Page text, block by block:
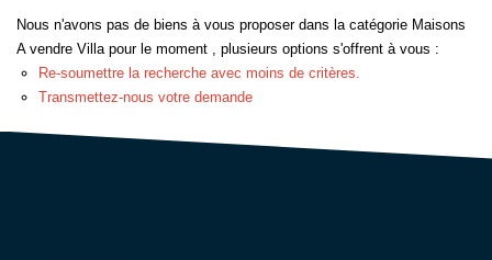
NOTRE AGENCE
Budget max Plus de critères
Nous n'avons pas de biens à vous proposer dans la catégorie Maisons
A vendre Villa pour le moment , plusieurs options s'offrent à vous :
Re-soumettre la recherche avec moins de critères.
Transmettez-nous votre demande